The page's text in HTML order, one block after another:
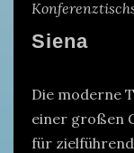
Siena
Die moderne
einer großen
für